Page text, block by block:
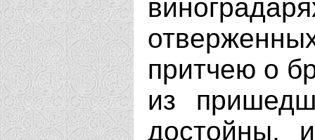
притчею о
из
достойны,